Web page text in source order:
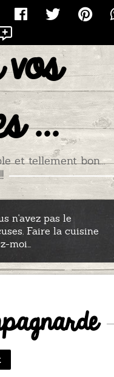
...
et tellement bon...
n'avez pas le
Faire la cuisine
moi...